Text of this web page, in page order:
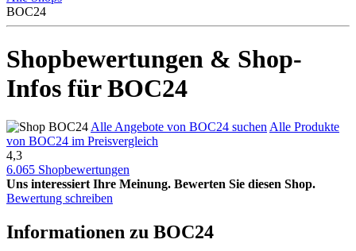
BOC24
Shopbewertungen & Shop-
Infos für BOC24
Alle Angebote von BOC24 suchen Alle Produkte
von BOC24 im Preisvergleich
4,3
6.065 Shopbewertungen
Uns interessiert Ihre Meinung. Bewerten Sie diesen Shop.
Bewertung schreiben
Informationen zu BOC24